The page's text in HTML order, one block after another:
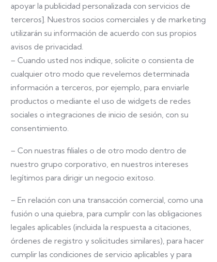
apoyar la publicidad personalizada con servicios de
terceros]. Nuestros socios comerciales y de marketing
utilizarán su información de acuerdo con sus propios
avisos de privacidad.
– Cuando usted nos indique, solicite o consienta de
cualquier otro modo que revelemos determinada
información a terceros, por ejemplo, para enviarle
productos o mediante el uso de widgets de redes
sociales o integraciones de inicio de sesión, con su
consentimiento.
– Con nuestras filiales o de otro modo dentro de
nuestro grupo corporativo, en nuestros intereses
legítimos para dirigir un negocio exitoso.
– En relación con una transacción comercial, como una
fusión o una quiebra, para cumplir con las obligaciones
legales aplicables (incluida la respuesta a citaciones,
órdenes de registro y solicitudes similares), para hacer
cumplir las condiciones de servicio aplicables y para